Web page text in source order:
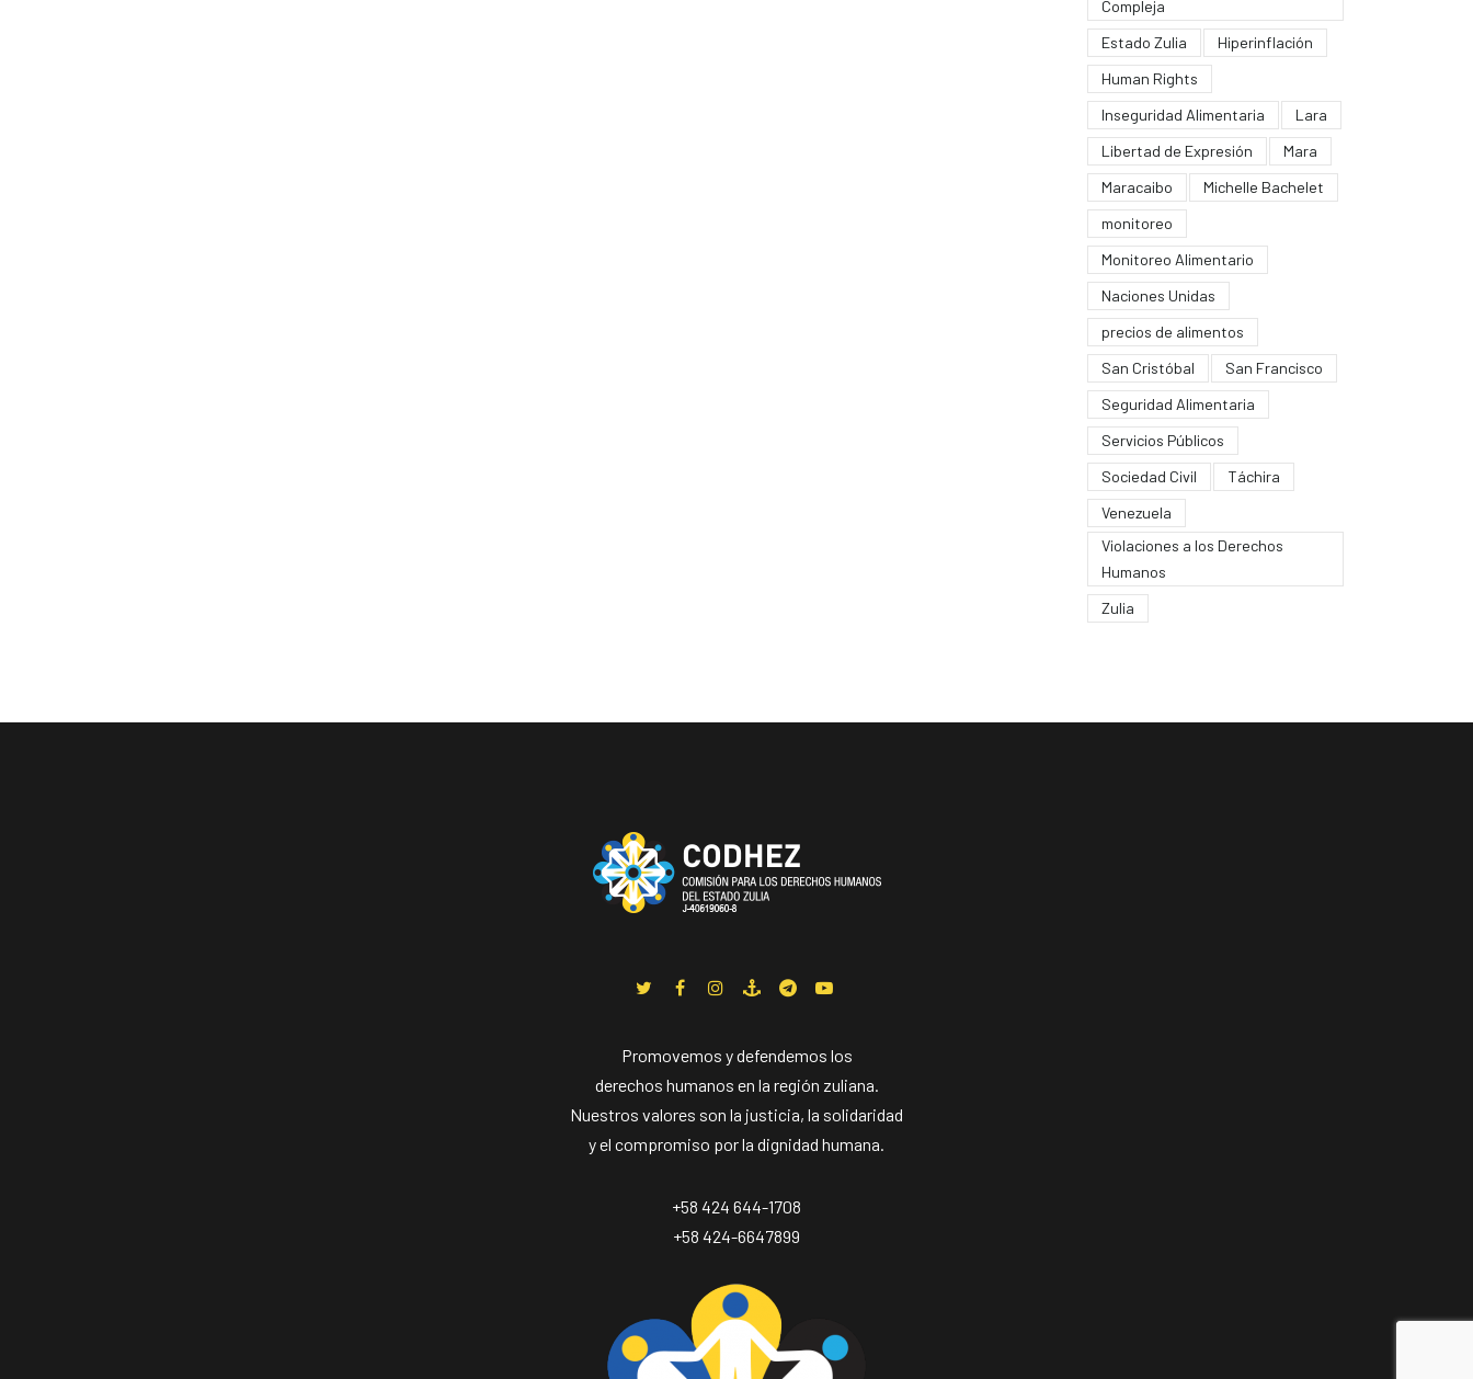
Compleja
Estado Zulia
Hiperinflación
Human Rights
Inseguridad Alimentaria
Lara
Libertad de Expresión
Mara
Maracaibo
Michelle Bachelet
monitoreo
Monitoreo Alimentario
Naciones Unidas
precios de alimentos
San Cristóbal
San Francisco
Seguridad Alimentaria
Servicios Públicos
Sociedad Civil
Táchira
Venezuela
Violaciones a los Derechos
Humanos
Zulia
Promovemos y defendemos los
derechos humanos en la región zuliana.
Nuestros valores son la justicia, la solidaridad
y el compromiso por la dignidad humana.
+58 424 644-1708
+58 424-6647899